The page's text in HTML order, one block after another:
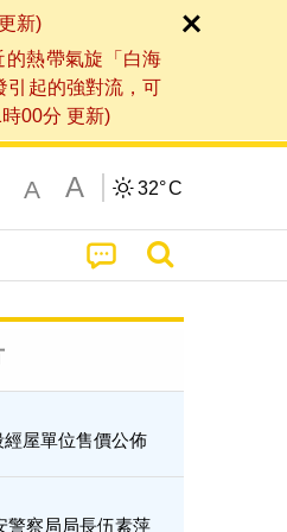
新)
熱帶氣旋「白海
引起的強對流，可
00分 更新)
A A 32°C
屋單位售價公佈
警察局局長伍素萍